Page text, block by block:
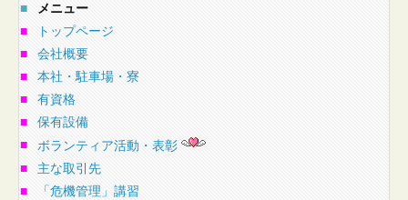
■
メニュー
■
トップページ
■
会社概要
■
本社・駐車場・寮
■
有資格
■
保有設備
■
ボランティア活動・表彰
■
主な取引先
■
「危機管理」講習